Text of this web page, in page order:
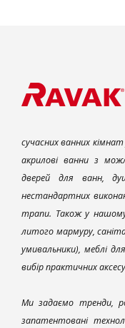
сучасних ванних кімнат
акрилові ванни з
дверей для ванн,
нестандартних
трапи. Також у
литого мармуру,
умивальники), меблі
вибір практичних
Ми задаємо тренди,
запатентовані